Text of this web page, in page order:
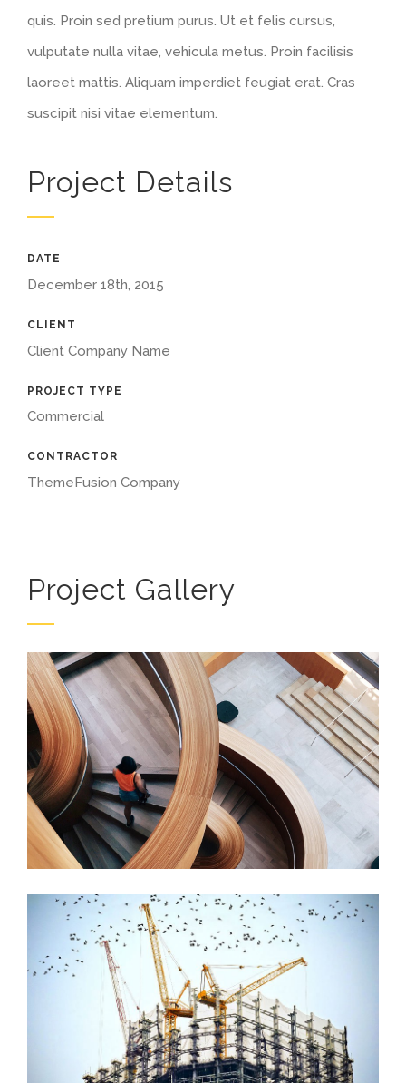
quis. Proin sed pretium purus. Ut et felis cursus,
vulputate nulla vitae, vehicula metus. Proin facilisis
laoreet mattis. Aliquam imperdiet feugiat erat. Cras
suscipit nisi vitae elementum.
Project Details
DATE
December 18th, 2015
CLIENT
Client Company Name
PROJECT TYPE
Commercial
CONTRACTOR
ThemeFusion Company
Project Gallery